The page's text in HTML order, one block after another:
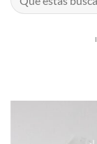
por: